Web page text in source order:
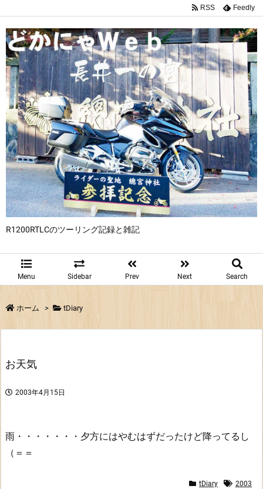
R1200RTLCのツーリング記録と雑記
Menu Sidebar Prev Next Search
RSS Feedly
ホーム > tDiary
お天気
2003年4月15日
雨・・・・・・・夕方にはやむはずだったけど降ってるし
（＝＝
tDiary 2003